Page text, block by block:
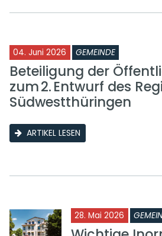
04. Juni 2026 GEMEINDE
Beteiligung der
zum 2. Entwurf des
Südwestthüringen
ARTIKEL LESEN
28. Mai 2026